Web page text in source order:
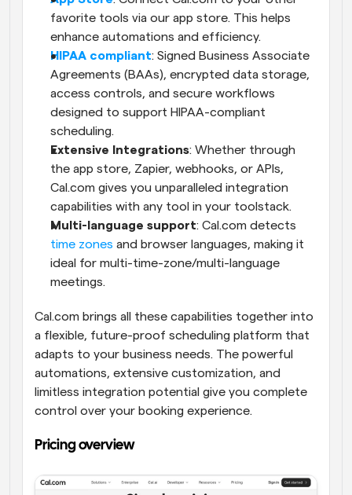
favorite tools via our app store. This helps
enhance automations and efficiency.
HIPAA compliant: Signed Business Associate
Agreements (BAAs), encrypted data storage,
access controls, and secure workflows
designed to support HIPAA-compliant
scheduling.
Extensive Integrations: Whether through
the app store, Zapier, webhooks, or APIs,
Cal.com gives you unparalleled integration
capabilities with any tool in your toolstack.
Multi-language support
time zones and browser languages, making it
ideal for multi-time-zone/multi-language
meetings.
Cal.com brings all these capabilities together into
a flexible, future-proof scheduling platform that
adapts to your business needs. The powerful
automations, extensive customization, and
limitless integration potential give you complete
control over your booking experience.
Pricing overview